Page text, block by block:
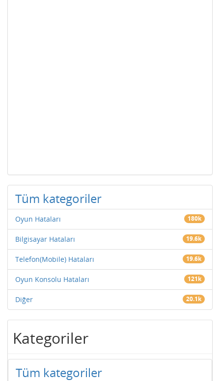
Tüm kategoriler
Oyun Hataları 180k
Bilgisayar Hataları 19.6k
Telefon(Mobile) Hataları 19.6k
Oyun Konsolu Hataları 121k
Diğer 20.1k
Kategoriler
Tüm kategoriler